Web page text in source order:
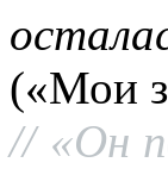
(«Мои
// «Он